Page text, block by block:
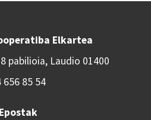
Elkartea
pabilioia, Laudio 01400
656 85 54
Epostak